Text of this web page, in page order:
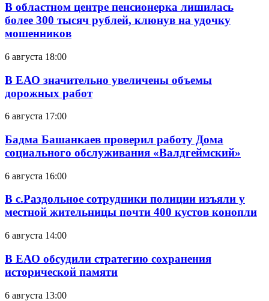
В областном центре пенсионерка лишилась
более 300 тысяч рублей, клюнув на удочку
мошенников
6 августа 18:00
В ЕАО значительно увеличены объемы
дорожных работ
6 августа 17:00
Бадма Башанкаев проверил работу Дома
социального обслуживания «Валдгеймский»
6 августа 16:00
В с.Раздольное сотрудники полиции изъяли у
местной жительницы почти 400 кустов конопли
6 августа 14:00
В ЕАО обсудили стратегию сохранения
исторической памяти
6 августа 13:00